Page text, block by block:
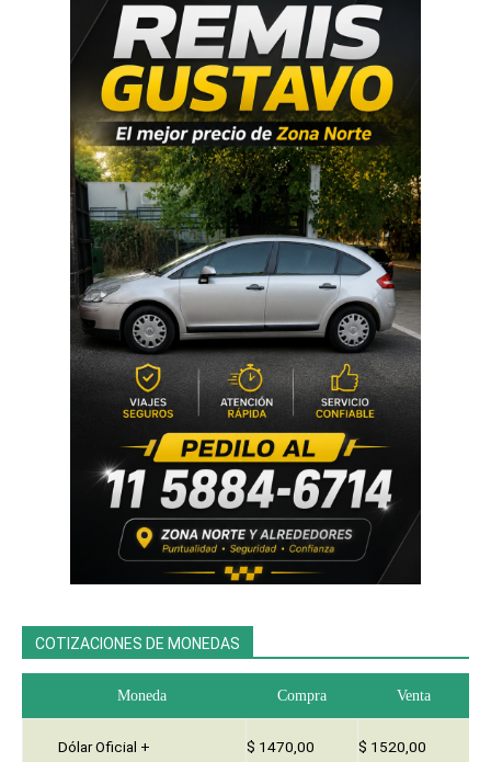
COTIZACIONES DE MONEDAS
Moneda Compra Venta
Dólar Oficial + $ 1470,00 $ 1520,00